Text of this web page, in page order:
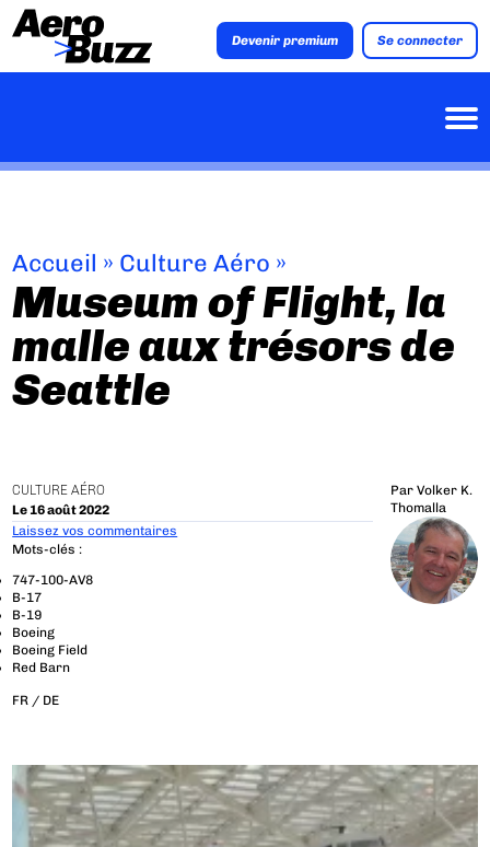
Devenir premium Se connecter
Accueil » Culture Aéro »
Museum of Flight, la
malle aux trésors de
Seattle
CULTURE AÉRO
Le 16 août 2022
Par Volker K.
Thomalla
Laissez vos commentaires
Mots-clés :
747-100-AV8
B-17
B-19
Boeing
Boeing Field
Red Barn
FR / DE